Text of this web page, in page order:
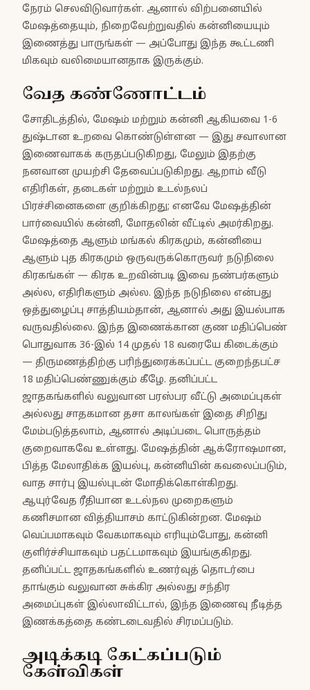
நேரம் செலவிடுவார்கள். ஆனால் விற்பனையில்
மேஷத்தையும், நிறைவேற்றுவதில் கன்னியையும்
இணைத்து பாருங்கள் — அப்போது இந்த கூட்டணி
மிகவும் வலிமையானதாக இருக்கும்.
வேத கண்ணோட்டம்
சோதிடத்தில், மேஷம் மற்றும் கன்னி ஆகியவை 1-6
துஷ்டான உறவை கொண்டுள்ளன — இது சவாலான
இணைவாகக் கருதப்படுகிறது, மேலும் இதற்கு
நனவான முயற்சி தேவைப்படுகிறது. ஆறாம் வீடு
எதிரிகள், தடைகள் மற்றும் உடல்நலப்
பிரச்சினைகளை குறிக்கிறது; எனவே மேஷத்தின்
பார்வையில் கன்னி, மோதலின் வீட்டில் அமர்கிறது.
மேஷத்தை ஆளும் மங்கல் கிரகமும், கன்னியை
ஆளும் புத கிரகமும் ஒருவருக்கொருவர் நடுநிலை
கிரகங்கள் — கிரக உறவின்படி இவை நண்பர்களும்
அல்ல, எதிரிகளும் அல்ல. இந்த நடுநிலை என்பது
ஒத்துழைப்பு சாத்தியம்தான், ஆனால் அது இயல்பாக
வருவதில்லை. இந்த இணைக்கான குண மதிப்பெண்
பொதுவாக 36-இல் 14 முதல் 18 வரையே கிடைக்கும்
— திருமணத்திற்கு பரிந்துரைக்கப்பட்ட குறைந்தபட்ச
18 மதிப்பெண்ணுக்கும் கீழே. தனிப்பட்ட
ஜாதகங்களில் வலுவான பரஸ்பர வீட்டு அமைப்புகள்
அல்லது சாதகமான தசா காலங்கள் இதை சிறிது
மேம்படுத்தலாம், ஆனால் அடிப்படை பொருத்தம்
குறைவாகவே உள்ளது. மேஷத்தின் ஆக்ரோஷமான,
பித்த மேலாதிக்க இயல்பு, கன்னியின் கவலைப்படும்,
வாத சார்பு இயல்புடன் மோதிக்கொள்கிறது.
ஆயுர்வேத ரீதியான உடல்நல முறைகளும்
கணிசமான வித்தியாசம் காட்டுகின்றன. மேஷம்
வெப்பமாகவும் வேகமாகவும் எரியும்போது, கன்னி
குளிர்ச்சியாகவும் பதட்டமாகவும் இயங்குகிறது.
தனிப்பட்ட ஜாதகங்களில் உணர்வுத் தொடர்பை
தாங்கும் வலுவான சுக்கிர அல்லது சந்திர
அமைப்புகள் இல்லாவிட்டால், இந்த இணைவு நீடித்த
இணக்கத்தை கண்டடைவதில் சிரமப்படும்.
அடிக்கடி கேட்கப்படும்
கேள்விகள்